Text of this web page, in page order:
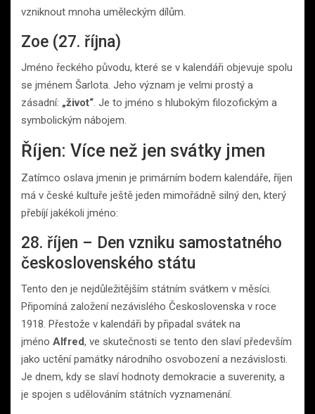
vzniknout mnoha uměleckým dílům.
Zoe (27. října)
Jméno řeckého původu, které se v kalendáři objevuje spolu
se jménem Šarlota. Jeho význam je velmi prostý a
zásadní: „život“ . Je to jméno s hlubokým filozofickým a
symbolickým nábojem.
Říjen: Více než jen svátky jmen
Zatímco oslava jmenin je primárním bodem kalendáře, říjen
má v české kultuře ještě jeden mimořádně silný den, který
přebíjí jakékoli jméno:
28. říjen – Den vzniku samostatného
československého státu
Tento den je nejdůležitějším státním svátkem v měsíci.
Připomíná založení nezávislého Československa v roce
1918. Přestože v kalendáři by připadal svátek na
jméno Alfred, ve skutečnosti se tento den slaví především
jako uctění památky národního osvobození a nezávislosti.
Je dnem, kdy se slaví hodnoty demokracie a suverenity, a
je spojen s udělováním státních vyznamenání.